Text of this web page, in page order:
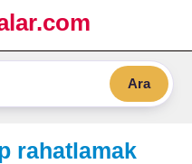
Ara
rahatlamak